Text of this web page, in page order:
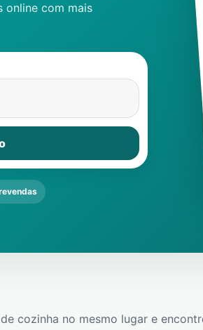
online com mais
cozinha no mesmo lugar e